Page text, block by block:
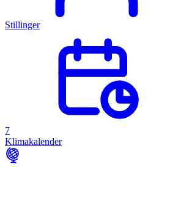
Stillinger
7
Klimakalender